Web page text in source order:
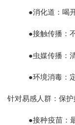
●消化道：喝
●接触传播：
●虫媒传播：
●环境消毒：
针对易感人群：保护
●接种疫苗：